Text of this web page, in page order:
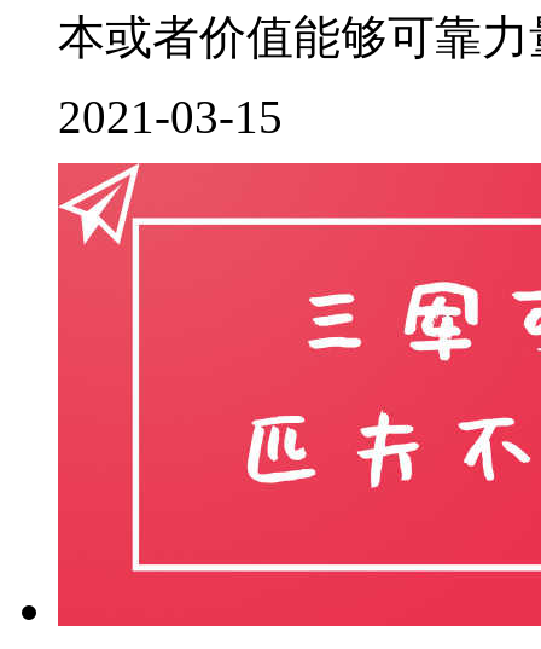
本或者价值能够可靠
2021-03-15